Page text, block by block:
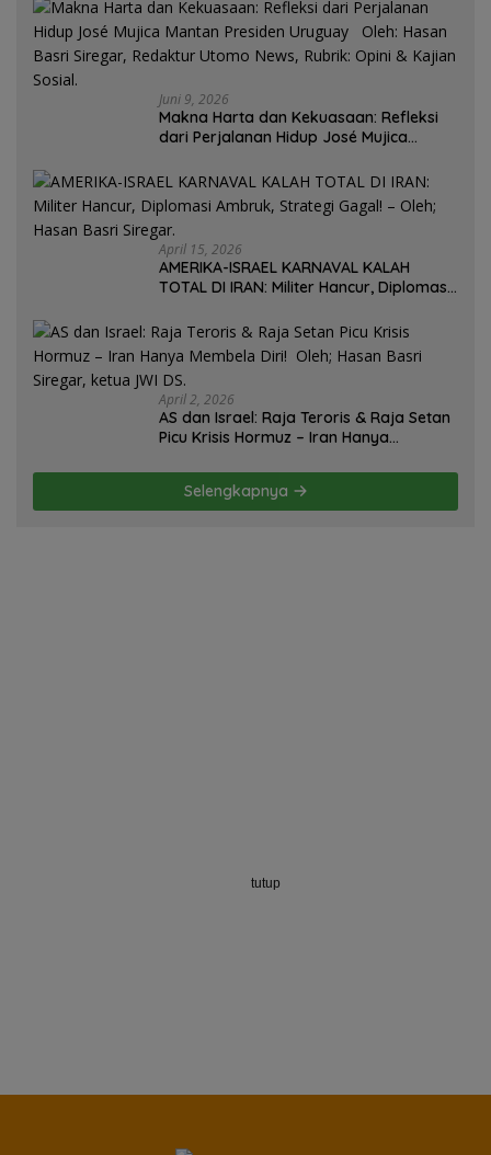
Juni 9, 2026
Makna Harta dan Kekuasaan: Refleksi
dari Perjalanan Hidup José Mujica
Basri Siregar, Redaktur Utomo News,
Rubrik: Opini & Kajian Sosial.
April 15, 2026
AMERIKA-ISRAEL KARNAVAL KALAH
TOTAL DI IRAN: Militer Hancur, Diplomasi
Basri Siregar.
April 2, 2026
AS dan Israel: Raja Teroris & Raja Setan
Picu Krisis Hormuz – Iran Hanya
ketua JWI DS.
Selengkapnya
tutup